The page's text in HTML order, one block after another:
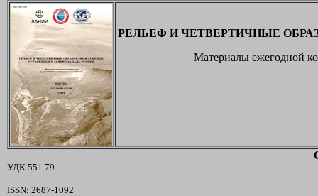
РЕЛЬЕФ И ЧЕТВЕРТИЧНЫЕ
Материалы ежегодной
УДК 551.79
ISSN: 2687-1092